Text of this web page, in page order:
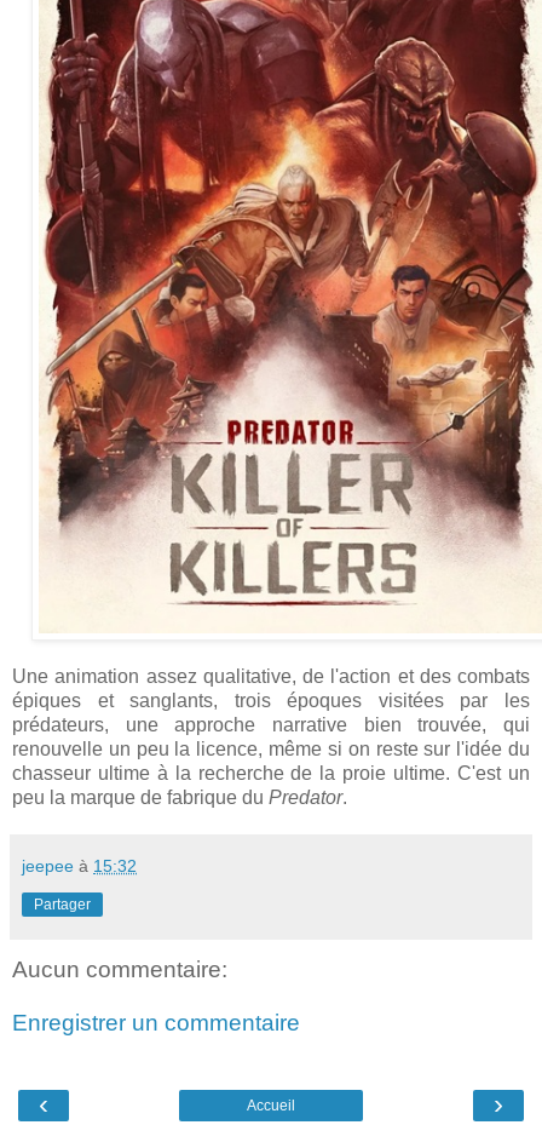
Une animation assez qualitative, de l'action et des combats
épiques et sanglants, trois époques visitées par les
prédateurs, une approche narrative bien trouvée, qui
renouvelle un peu la licence, même si on reste sur l'idée du
chasseur ultime à la recherche de la proie ultime. C'est un
peu la marque de fabrique du Predator.
jeepee à 15:32
Partager
Aucun commentaire:
Enregistrer un commentaire
‹ ›
Accueil